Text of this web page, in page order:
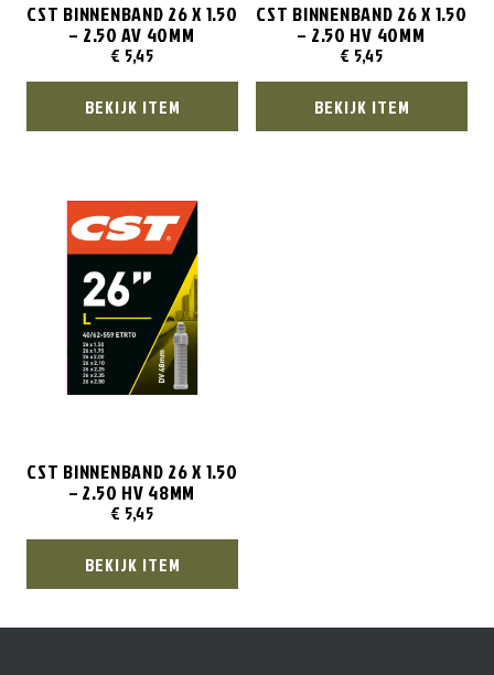
CST BINNENBAND 26 X 1.50
– 2.50 AV 40MM
€ 5,45
BEKIJK ITEM
CST BINNENBAND 26 X 1.50
– 2.50 HV 40MM
€ 5,45
BEKIJK ITEM
CST BINNENBAND 26 X 1.50
– 2.50 HV 48MM
€ 5,45
BEKIJK ITEM